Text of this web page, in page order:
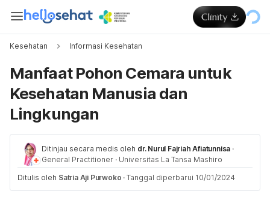
Kesehatan Informasi Kesehatan
Manfaat Pohon Cemara untuk
Kesehatan Manusia dan
Lingkungan
Ditinjau secara medis oleh dr. Nurul Fajriah Afiatunnisa ·
General Practitioner · Universitas La Tansa Mashiro
Ditulis oleh Satria Aji Purwoko · Tanggal diperbarui 10/01/2024